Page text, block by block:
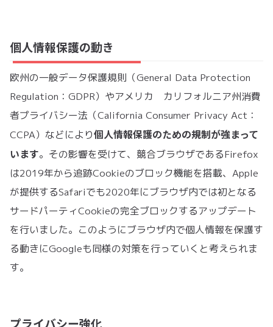
個人情報保護の動き
欧州の一般データ保護規則（General Data Protection
Regulation：GDPR）やアメリカ カリフォルニア州消費
者プライバシー法（California Consumer Privacy Act：
CCPA）などにより個人情報保護のための規制が強まって
います。その影響を受けて、競合ブラウザであるFirefox
は2019年から追跡Cookieのブロック機能を搭載、Apple
が提供するSafariでも2020年にブラウザ内では初となる
サードパーティCookieの完全ブロックするアップデート
を行いました。このようにブラウザ内で個人情報を保護す
る動きにGoogleも同様の対策を行っていくと考えられま
す。
プライバシー強化